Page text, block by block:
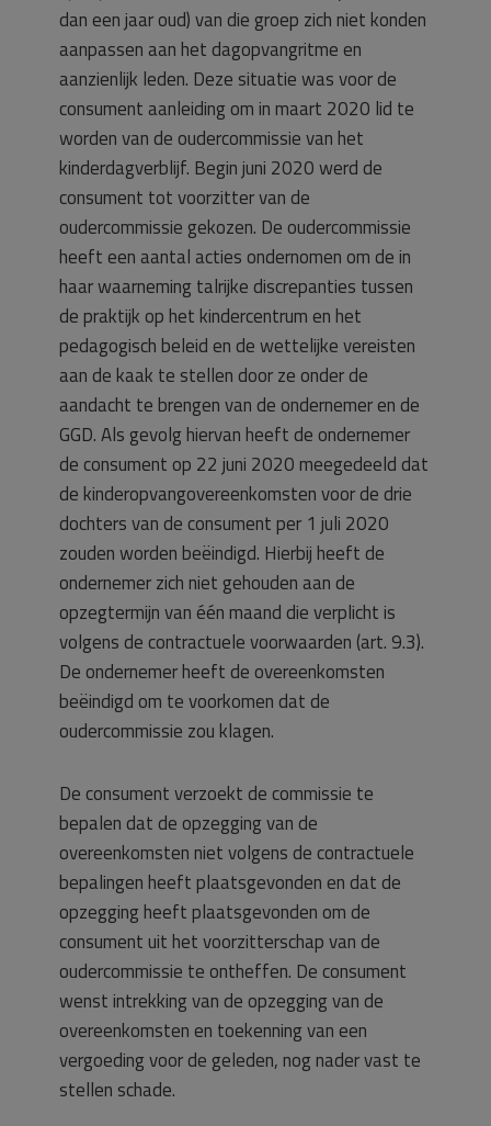
dan een jaar oud) van die groep zich niet konden
aanpassen aan het dagopvangritme en
aanzienlijk leden. Deze situatie was voor de
consument aanleiding om in maart 2020 lid te
worden van de oudercommissie van het
kinderdagverblijf. Begin juni 2020 werd de
consument tot voorzitter van de
oudercommissie gekozen. De oudercommissie
heeft een aantal acties ondernomen om de in
haar waarneming talrijke discrepanties tussen
de praktijk op het kindercentrum en het
pedagogisch beleid en de wettelijke vereisten
aan de kaak te stellen door ze onder de
aandacht te brengen van de ondernemer en de
GGD. Als gevolg hiervan heeft de ondernemer
de consument op 22 juni 2020 meegedeeld dat
de kinderopvangovereenkomsten voor de drie
dochters van de consument per 1 juli 2020
zouden worden beëindigd. Hierbij heeft de
ondernemer zich niet gehouden aan de
opzegtermijn van één maand die verplicht is
volgens de contractuele voorwaarden (art. 9.3).
De ondernemer heeft de overeenkomsten
beëindigd om te voorkomen dat de
oudercommissie zou klagen.
De consument verzoekt de commissie te
bepalen dat de opzegging van de
overeenkomsten niet volgens de contractuele
bepalingen heeft plaatsgevonden en dat de
opzegging heeft plaatsgevonden om de
consument uit het voorzitterschap van de
oudercommissie te ontheffen. De consument
wenst intrekking van de opzegging van de
overeenkomsten en toekenning van een
vergoeding voor de geleden, nog nader vast te
stellen schade.